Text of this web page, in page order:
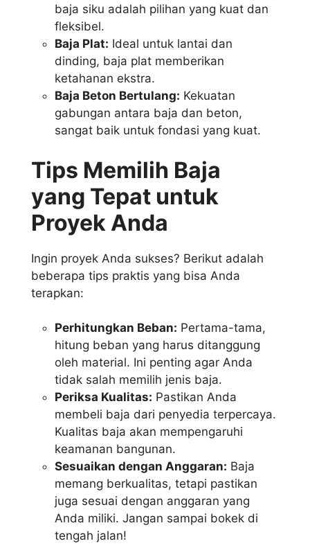
baja siku adalah pilihan yang kuat dan
fleksibel.
Baja Plat: Ideal untuk lantai dan
dinding, baja plat memberikan
ketahanan ekstra.
Baja Beton Bertulang: Kekuatan
gabungan antara baja dan beton,
sangat baik untuk fondasi yang kuat.
Tips Memilih Baja
yang Tepat untuk
Proyek Anda
Ingin proyek Anda sukses? Berikut adalah
beberapa tips praktis yang bisa Anda
terapkan:
Perhitungkan Beban: Pertama-tama,
hitung beban yang harus ditanggung
oleh material. Ini penting agar Anda
tidak salah memilih jenis baja.
Periksa Kualitas: Pastikan Anda
membeli baja dari penyedia terpercaya.
Kualitas baja akan mempengaruhi
keamanan bangunan.
Sesuaikan dengan Anggaran: Baja
memang berkualitas, tetapi pastikan
juga sesuai dengan anggaran yang
Anda miliki. Jangan sampai bokek di
tengah jalan!